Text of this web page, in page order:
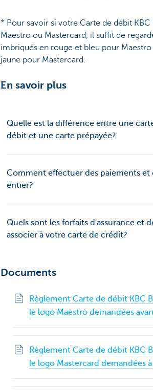
* Pour savoir si votre Carte de débit
Maestro ou Mastercard, il suffit de
imbriqués en rouge et bleu pour
jaune pour Mastercard.
En savoir plus
Quelle est la différence entre une
débit et une carte prépayée?
Comment effectuer des paiements et
entier?
Quels sont les forfaits d'assurance et
associer à votre carte de crédit?
Documents
Règlement Carte de débit KBC
le logo Maestro demandées
Règlement Carte de débit KBC
le logo Mastercard demandées